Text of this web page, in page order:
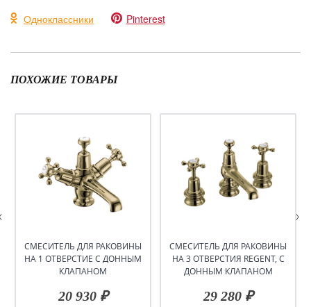
Одноклассники
Pinterest
ПОХОЖИЕ ТОВАРЫ
СМЕСИТЕЛЬ ДЛЯ РАКОВИНЫ
НА 1 ОТВЕРСТИЕ С ДОННЫМ
КЛАПАНОМ
20 930 ₽
СМЕСИТЕЛЬ ДЛЯ РАКОВИНЫ
НА 3 ОТВЕРСТИЯ REGENT, С
ДОННЫМ КЛАПАНОМ
29 280 ₽